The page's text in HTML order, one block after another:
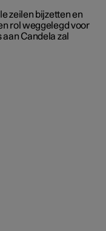
zeilen bijzetten en
rol weggelegd voor
Candela zal